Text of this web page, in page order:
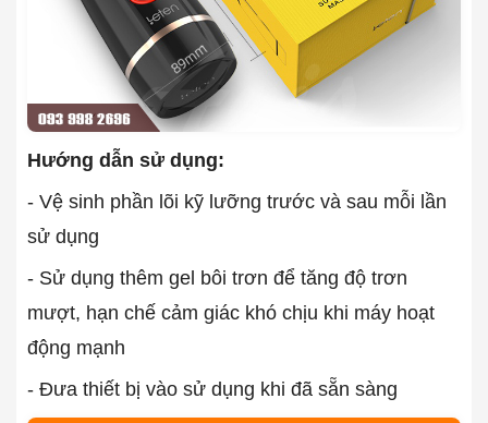
Hướng dẫn sử dụng:
- Vệ sinh phần lõi kỹ lưỡng trước và sau mỗi lần
sử dụng
- Sử dụng thêm gel bôi trơn để tăng độ trơn
mượt, hạn chế cảm giác khó chịu khi máy hoạt
động mạnh
- Đưa thiết bị vào sử dụng khi đã sẵn sàng